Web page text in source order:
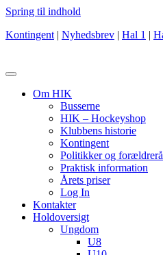
Spring til indhold
Kontingent | Nyhedsbrev | Hal 1 |
Om HIK
Busserne
HIK – Hockeyshop
Klubbens historie
Kontingent
Politikker og
Praktisk information
Årets priser
Log In
Kontakter
Holdoversigt
Ungdom
U8